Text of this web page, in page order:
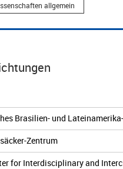
allgemein
Brasilien- und
Zentrum
for Interdisciplinary and